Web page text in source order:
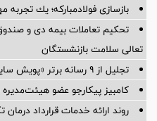
بازسازی فولادمباركه؛ یك
تحکیم تعاملات بیمه دی و
تعالی سلامت بازنشستگان
تجلیل از ۹ رسانه برتر «پویش سایپا_رسانه»
کامبیز پیکارجو عضو هیئت‌مدیره
روند ارائه خدمات قرارداد